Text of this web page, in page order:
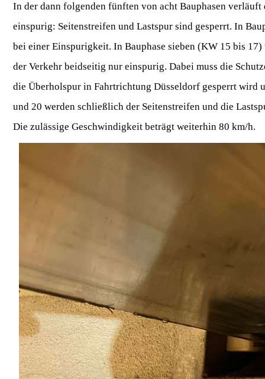
In der dann folgenden fünften von acht Bauphasen
einspurig: Seitenstreifen und Lastspur sind gesperrt. In
bei einer Einspurigkeit. In Bauphase sieben (KW 15 bis
der Verkehr beidseitig nur einspurig. Dabei muss die
die Überholspur in Fahrtrichtung Düsseldorf gesperrt wird
und 20 werden schließlich der Seitenstreifen und die
Die zulässige Geschwindigkeit beträgt weiterhin 80 km/h.